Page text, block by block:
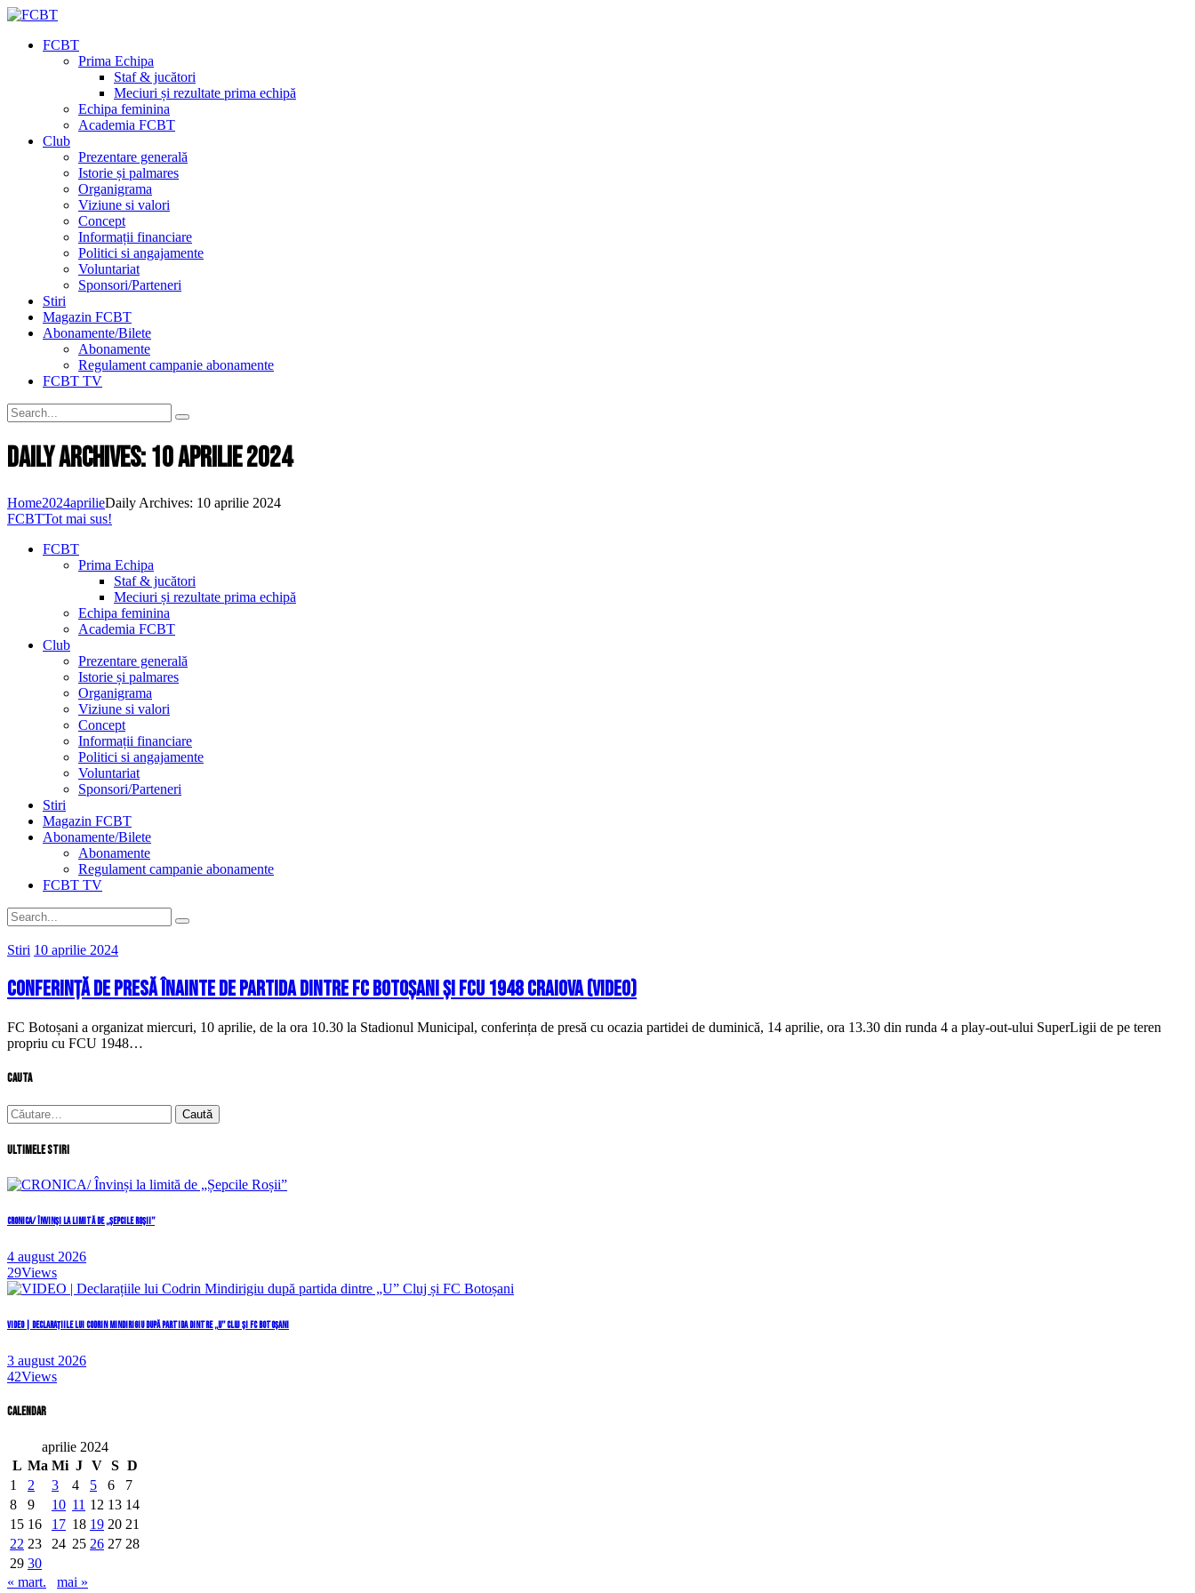
FCBT
Prima Echipa
Staf & jucători
Meciuri și rezultate prima echipă
Echipa feminina
Academia FCBT
Club
Prezentare generală
Istorie și palmares
Organigrama
Viziune si valori
Concept
Informații financiare
Politici si angajamente
Voluntariat
Sponsori/Parteneri
Stiri
Magazin FCBT
Abonamente/Bilete
Abonamente
Regulament campanie abonamente
FCBT TV
Daily Archives: 10 aprilie 2024
Home2024aprilieDaily Archives: 10 aprilie 2024
FCBTTot mai sus!
FCBT
Prima Echipa
Staf & jucători
Meciuri și rezultate prima echipă
Echipa feminina
Academia FCBT
Club
Prezentare generală
Istorie și palmares
Organigrama
Viziune si valori
Concept
Informații financiare
Politici si angajamente
Voluntariat
Sponsori/Parteneri
Stiri
Magazin FCBT
Abonamente/Bilete
Abonamente
Regulament campanie abonamente
FCBT TV
Stiri 10 aprilie 2024
Conferință de presă înainte de partida dintre FC Botoșani și FCU 1948 Craiova (video)
FC Botoșani a organizat miercuri, 10 aprilie, de la ora 10.30 la Stadionul Municipal, conferința de presă cu ocazia partidei de duminică, 14 aprilie, ora 13.30 din runda 4 a play-out-ului SuperLigii de pe teren
propriu cu FCU 1948…
cauta
Caută
după:
Ultimele stiri
CRONICA/ Învinși la limită de „Șepcile Roșii”
4 august 2026
29Views
VIDEO | Declarațiile lui Codrin Mindirigiu după partida dintre „U” Cluj și FC Botoșani
3 august 2026
42Views
Calendar
aprilie 2024
L Ma Mi J V S D
1
2 3 4 5 6
7
8
9 10 11 12 13 14
15 16 17 18 19 20 21
22 23 24 25 26 27 28
29 30
« mart.
mai »